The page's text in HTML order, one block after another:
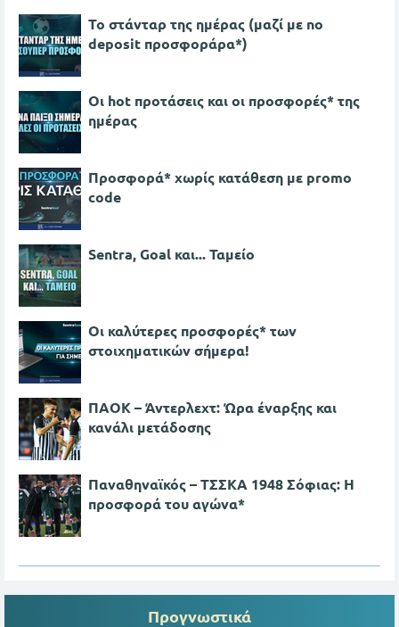
Το στάνταρ της ημέρας (μαζί με no
deposit προσφοράρα*)
Οι hot προτάσεις και οι προσφορές* της
ημέρας
Προσφορά* χωρίς κατάθεση με promo
code
Sentra, Goal και... Ταμείο
Οι καλύτερες προσφορές* των
στοιχηματικών σήμερα!
ΠΑΟΚ – Άντερλεχτ: Ώρα έναρξης και
κανάλι μετάδοσης
Παναθηναϊκός – ΤΣΣΚΑ 1948 Σόφιας: Η
προσφορά του αγώνα*
Προγνωστικά